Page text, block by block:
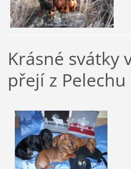
Krásné svátky
přejí z Pelechu